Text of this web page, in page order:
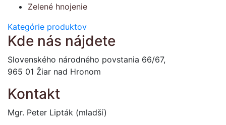
Zelené hnojenie
Kategórie produktov
Kde nás nájdete
Slovenského národného povstania 66/67,
965 01 Žiar nad Hronom
Kontakt
Mgr. Peter Lipták (mladší)